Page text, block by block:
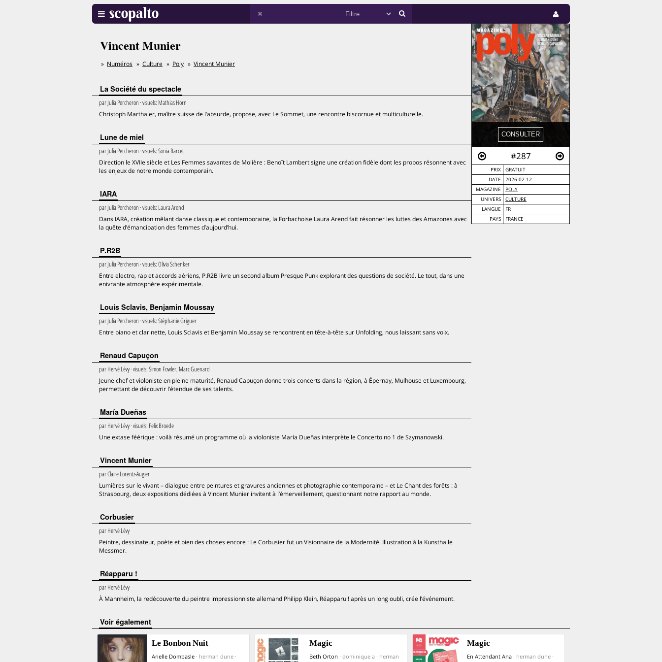
#287
PRIX
GRATUIT
DATE
2026-02-12
MAGAZINE
POLY
UNIVERS
CULTURE
LANGUE
FR
PAYS
FRANCE
Vincent Munier
Numéros Culture Poly Vincent Munier
La Société du spectacle
parJulia Percheron · visuels: Mathias Horn
Christoph Marthaler, maître suisse de l’absurde, propose, avec Le Sommet, une rencontre biscornue et multiculturelle.
Lune de miel
parJulia Percheron · visuels:Sonia Barcet
Direction le XVIIe siècle et Les Femmes savantes de Molière : Benoît Lambert signe une création fidèle dont les propos résonnent avec
les enjeux de notre monde contemporain.
IARA
parJulia Percheron · visuels: Laura Arend
Dans IARA, création mêlant danse classique et contemporaine, la Forbachoise Laura Arend fait résonner les luttes des Amazones avec
la quête d’émancipation des femmes d’aujourd’hui.
P.R2B
parJulia Percheron · visuels:Olivia Schenker
Entre electro, rap et accords aériens, P.R2B livre un second album Presque Punk explorant des questions de société. Le tout, dans une
enivrante atmosphère expérimentale.
Louis Sclavis, Benjamin Moussay
parJulia Percheron · visuels:Stéphanie Griguer
Entre piano et clarinette, Louis Sclavis et Benjamin Moussay se rencontrent en tête-à-tête sur Unfolding, nous laissant sans voix.
Renaud Capuçon
parHervé Lévy· visuels:Simon Fowler, Marc Guenard
Jeune chef et violoniste en pleine maturité, Renaud Capuçon donne trois concerts dans la région, à Épernay, Mulhouse et Luxembourg,
permettant de découvrir l’étendue de ses talents.
María Dueñas
parHervé Lévy· visuels: Felix Broede
Une extase féérique : voilà résumé un programme où la violoniste María Dueñas interprète le Concerto no 1 de Szymanowski.
Vincent Munier
parClaire Lorentz-Augier
Lumières sur le vivant – dialogue entre peintures et gravures anciennes et photographie contemporaine – et Le Chant des forêts : à
Strasbourg, deux expositions dédiées à Vincent Munier invitent à l’émerveillement, questionnant notre rapport au monde.
Corbusier
parHervé Lévy
Peintre, dessinateur, poète et bien des choses encore : Le Corbusier fut un Visionnaire de la Modernité. Illustration à la Kunsthalle
Messmer.
Réapparu !
parHervé Lévy
À Mannheim, la redécouverte du peintre impressionniste allemand Philipp Klein, Réapparu ! après un long oubli, crée l’événement.
voir également
Le Bonbon Nuit
Arielle Dombasle · herman dune ·
Magic
Beth Orton · dominique a · herman
Magic
En Attendant Ana · herman dune ·